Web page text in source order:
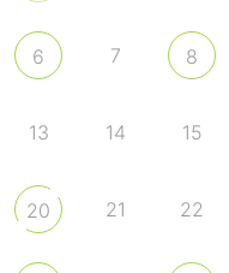
6 7 8
13 14 15
20 21 22